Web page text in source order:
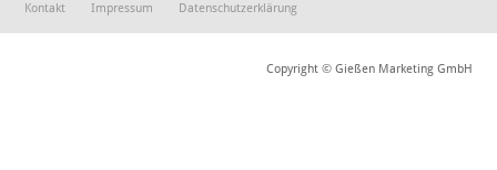
Kontakt Impressum Datenschutzerklärung
Copyright © Gießen Marketing GmbH